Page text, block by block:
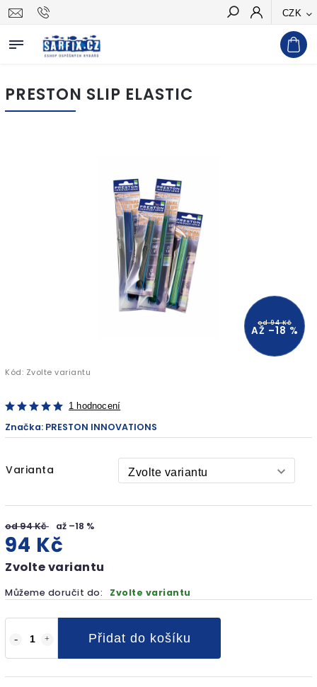
CZK
Hledat
PRESTON SLIP ELASTIC
od 94 Kč
AŽ –18 %
Kód: Zvolte variantu
1 hodnocení
Značka: PRESTON INNOVATIONS
Varianta
od 94 Kč až –18 %
94 Kč
Zvolte variantu
Můžeme doručit do: Zvolte variantu
Přidat do košíku